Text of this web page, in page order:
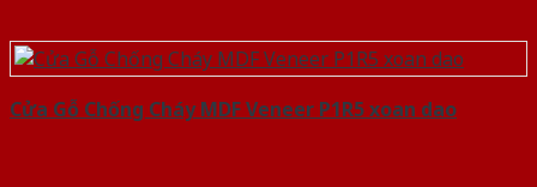
Cửa Gỗ Chống Cháy MDF Veneer P1R5 xoan dao